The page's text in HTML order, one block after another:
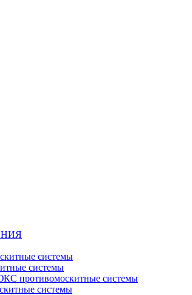
системы
системы
системы
системы